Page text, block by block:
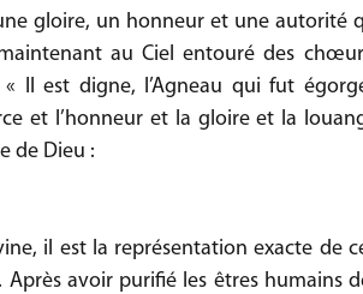
gloire, un honneur et une autorité
au Ciel entouré des
Il est digne, l’Agneau qui fut
et l’honneur et la gloire et la
de Dieu :
il est la représentation exacte de
avoir purifié les êtres humains